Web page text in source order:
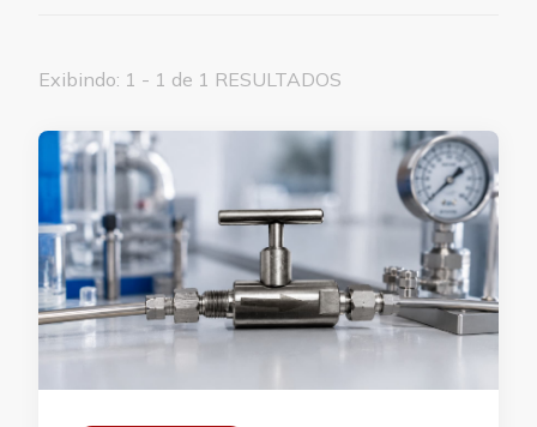
Exibindo: 1 - 1 de 1 RESULTADOS